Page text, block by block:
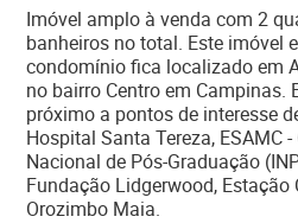
Imóvel amplo à venda com 2
banheiros no total. Este imóvel
condomínio fica localizado em
no bairro Centro em Campinas.
próximo a pontos de interesse
Hospital Santa Tereza, ESAMC
Nacional de Pós-Graduação
Fundação Lidgerwood, Estação
Orozimbo Maia.